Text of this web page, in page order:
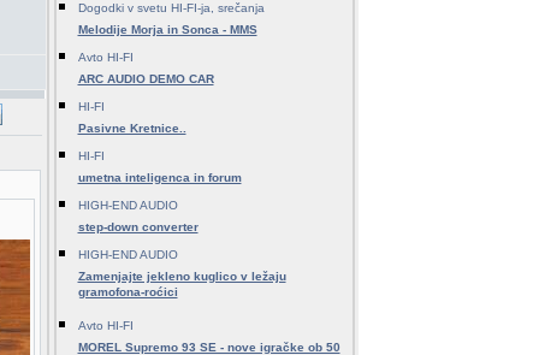
Dogodki v svetu HI-FI-ja, srečanja
Melodije Morja in Sonca - MMS
Avto HI-FI
ARC AUDIO DEMO CAR
HI-FI
Pasivne Kretnice..
HI-FI
umetna inteligenca in forum
HIGH-END AUDIO
step-down converter
HIGH-END AUDIO
Zamenjajte jekleno kuglico v ležaju
gramofona-roćici
Avto HI-FI
MOREL Supremo 93 SE - nove igračke ob 50